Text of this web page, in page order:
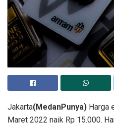
Jakarta(MedanPunya) Harga
Maret 2022 naik Rp 15.000.